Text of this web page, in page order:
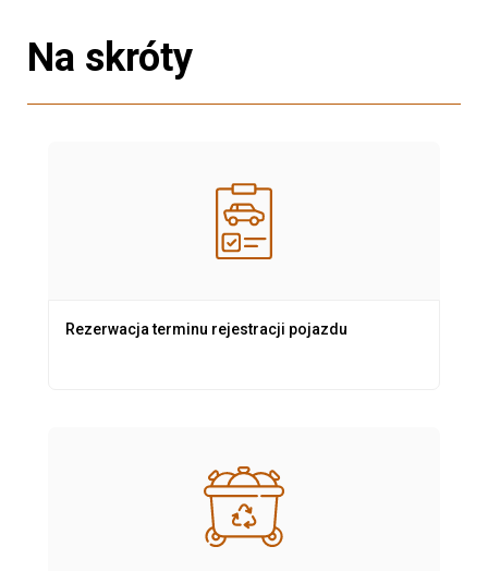
Na skróty
Rezerwacja terminu rejestracji pojazdu